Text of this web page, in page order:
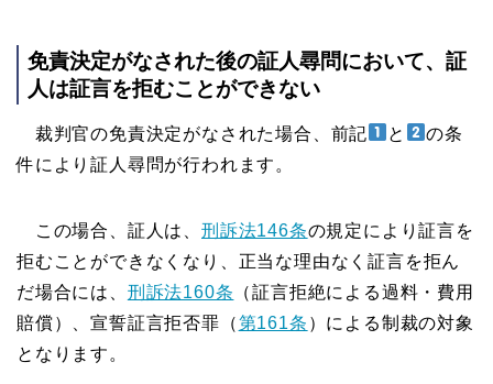
免責決定がなされた後の証人尋問において、証
人は証言を拒むことができない
裁判官の免責決定がなされた場合、前記 と
の条
件により証人尋問が行われます。
この場合、証人は、 刑訴法146条の規定により証言を
拒むことができなくなり、正当な理由なく証言を拒ん
だ場合には、 刑訴法160条 （証言拒絶による過料・費用
賠償）、宣誓証言拒否罪（第161条 ）による制裁の対象
となり ます。